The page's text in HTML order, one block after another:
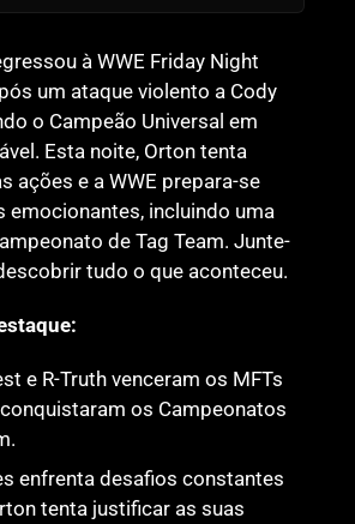
à WWE Friday Night
um ataque violento a Cody
o Campeão Universal em
Esta noite, Orton tenta
ações e a WWE prepara-se
emocionantes, incluindo uma
de Tag Team. Junte-
tudo o que aconteceu.
e R-Truth venceram os MFTs
os Campeonatos
enfrenta desafios constantes
tenta justificar as suas